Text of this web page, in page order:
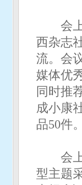
会上
西杂志
流。会
媒体优
同时推
成小康
品50件
会上
型主题